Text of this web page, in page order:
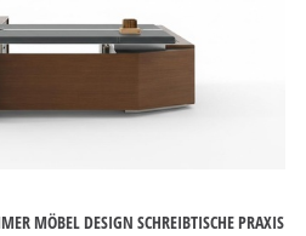
MÖBEL DESIGN SCHREIBTISCHE PRAXIS